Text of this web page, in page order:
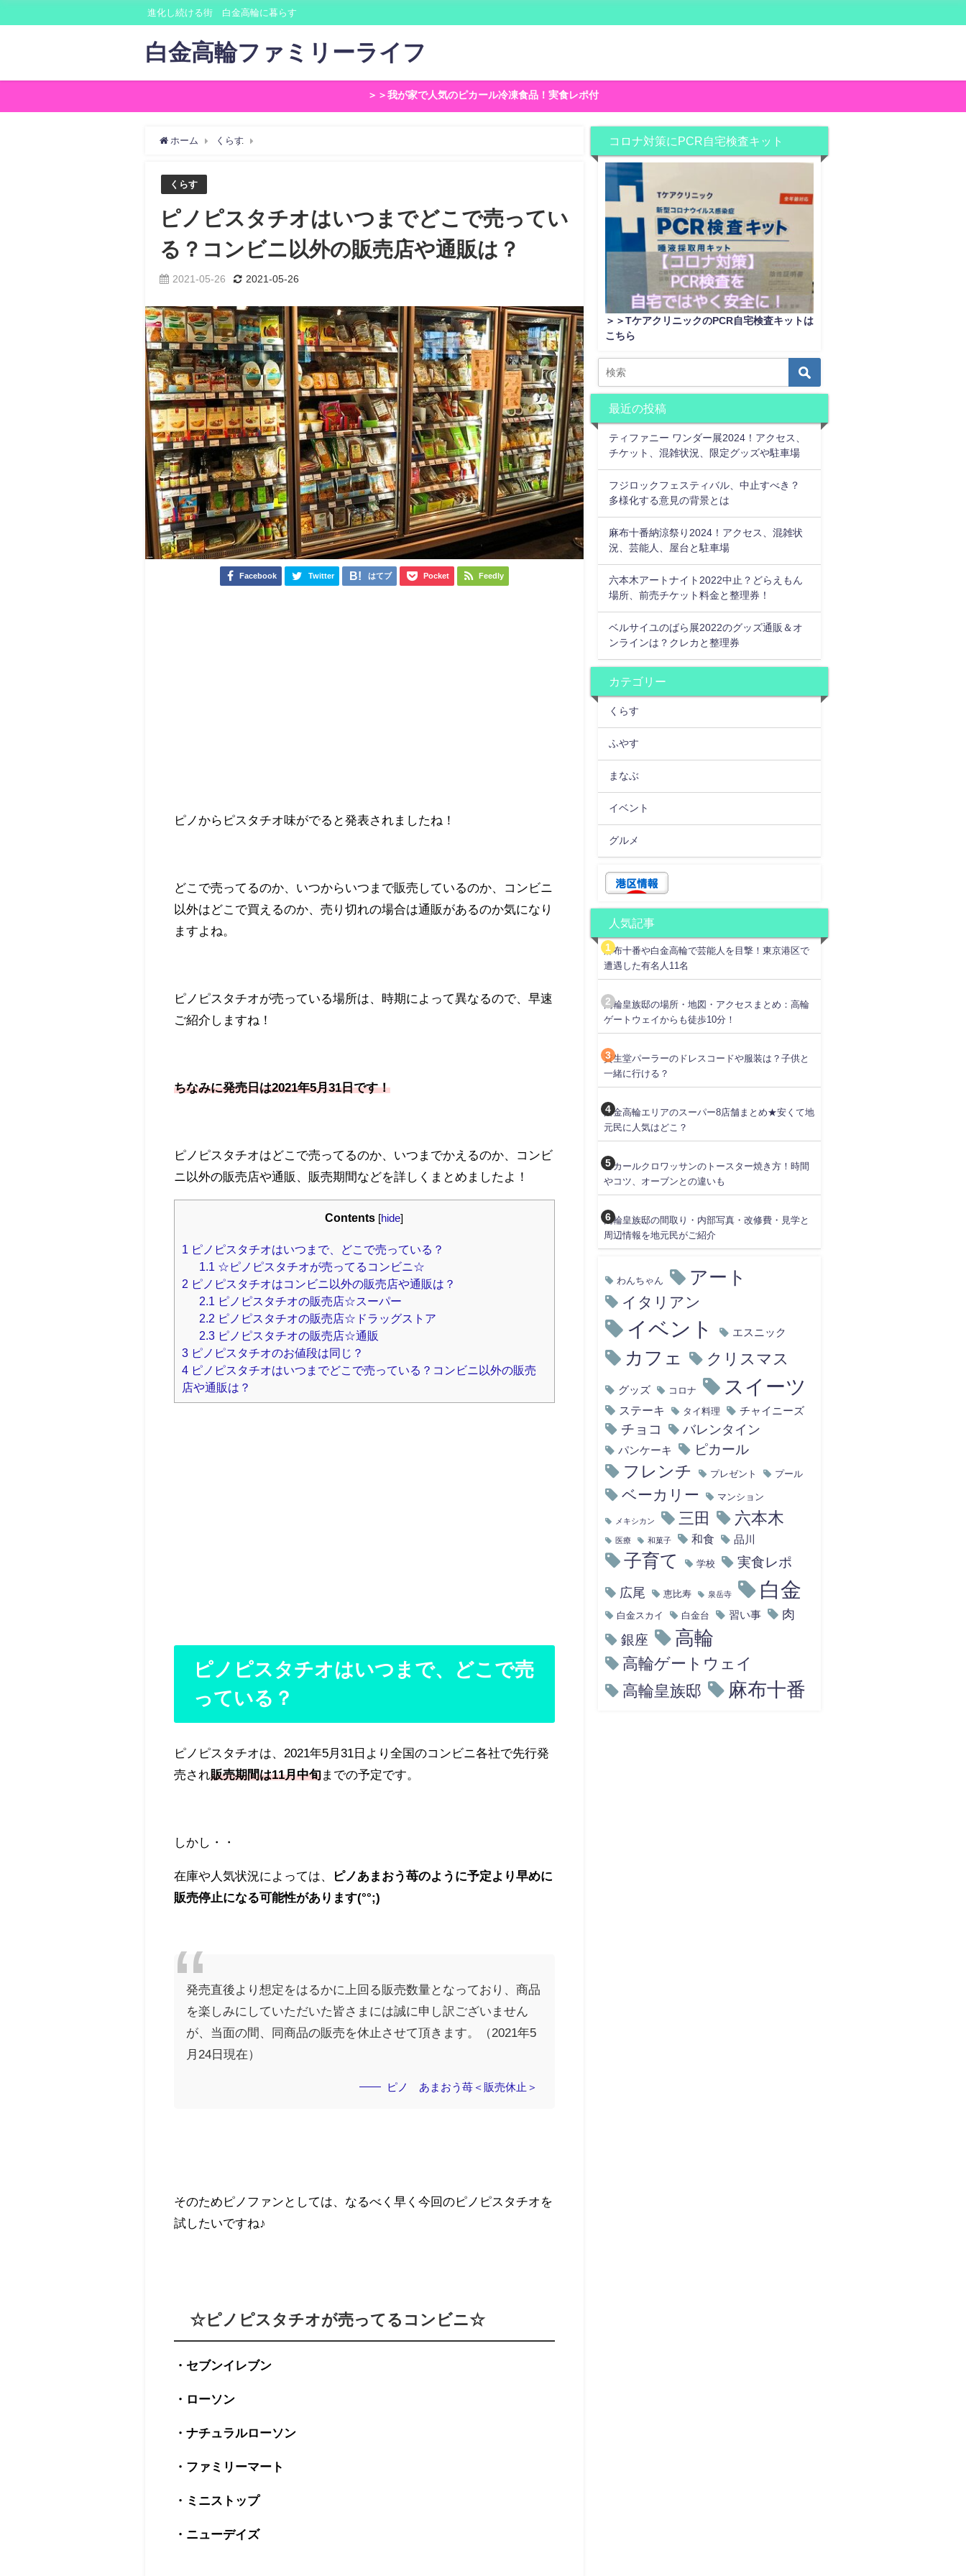
進化し続ける街 白金高輪に暮らす
白金高輪ファミリーライフ
＞＞我が家で人気のピカール冷凍食品！実食レポ付
ホーム くらす
くらす
ピノピスタチオはいつまでどこで売ってい
る？コンビニ以外の販売店や通販は？
2021-05-26 2021-05-26
Facebook Twitter はてブ Pocket Feedly
ピノからピスタチオ味がでると発表されましたね！
どこで売ってるのか、いつからいつまで販売しているのか、コンビニ
以外はどこで買えるのか、売り切れの場合は通販があるのか気になり
ますよね。
ピノピスタチオが売っている場所は、時期によって異なるので、早速
ご紹介しますね！
ちなみに発売日は2021年5月31日です！
ピノピスタチオはどこで売ってるのか、いつまでかえるのか、コンビ
ニ以外の販売店や通販、販売期間などを詳しくまとめましたよ！
Contents hide
1
ピノピスタチオはいつまで、どこで売っている？
1.1 ☆ピノピスタチオが売ってるコンビニ☆
2 ピノピスタチオはコンビニ以外の販売店や通販は？
2.1
ピノピスタチオの販売店☆スーパー
2.2 ピノピスタチオの販売店☆ドラッグストア
2.3ピノピスタチオの販売店☆通販
3ピノピスタチオのお値段は同じ？
4ピノピスタチオはいつまでどこで売っている？コンビニ以外の販売
店や通販は？
ピノピスタチオはいつまで、どこで売
っている？
ピノピスタチオは、2021年5月31日より全国のコンビニ各社で先行発
売され 販売期間は11月中旬までの予定です。
しかし・・
在庫や人気状況によっては、
ピノあまおう苺のように予定より早めに
販売停止になる可能性があります(°°;)
発売直後より想定をはるかに上回る販売数量となっており、商品
を楽しみにしていただいた皆さまには誠に申し訳ございません
が、当面の間、同商品の販売を休止させて頂きます。（2021年5
月24日現在）
ピノ あまおう苺＜販売休止＞
そのためピノファンとしては、なるべく早く今回のピノピスタチオを
試したいですね♪
☆ピノピスタチオが売ってるコンビニ☆
・セブンイレブン
・ローソン
・ナチュラルローソン
・ファミリーマート
・ミニストップ
・ニューデイズ
コロナ対策にPCR自宅検査キット
＞＞TケアクリニックのPCR自宅検査キットは
こちら
最近の投稿
ティファニー ワンダー展2024！アクセス、
チケット、混雑状況、限定グッズや駐車場
フジロックフェスティバル、中止すべき？
多様化する意見の背景とは
麻布十番納涼祭り2024！アクセス、混雑状
況、芸能人、屋台と駐車場
六本木アートナイト2022中止？どらえもん
場所、前売チケット料金と整理券！
ベルサイユのばら展2022のグッズ通販＆オ
ンラインは？クレカと整理券
カテゴリー
くらす
ふやす
まなぶ
イベント
グルメ
人気記事
麻布十番や白金高輪で芸能人を目撃！東京港区で
遭遇した有名人11名
高輪皇族邸の場所・地図・アクセスまとめ：高輪
ゲートウェイからも徒歩10分！
資生堂パーラーのドレスコードや服装は？子供と
一緒に行ける？
白金高輪エリアのスーパー8店舗まとめ★安くて地
元民に人気はどこ？
ピカールクロワッサンのトースター焼き方！時間
やコツ、オーブンとの違いも
高輪皇族邸の間取り・内部写真・改修費・見学と
周辺情報を地元民がご紹介
わんちゃん アート
イタリアン
イベント エスニック
カフェ クリスマス
グッズ コロナ スイーツ
ステーキ タイ料理 チャイニーズ
チョコ バレンタイン
パンケーキ ピカール
フレンチ プレゼント プール
ベーカリー マンション
メキシカン 三田 六本木
医療 和菓子 和食 品川
子育て 学校 実食レポ
広尾 恵比寿 泉岳寺 白金
白金スカイ 白金台 習い事 肉
銀座 高輪
高輪ゲートウェイ
高輪皇族邸
麻布十番